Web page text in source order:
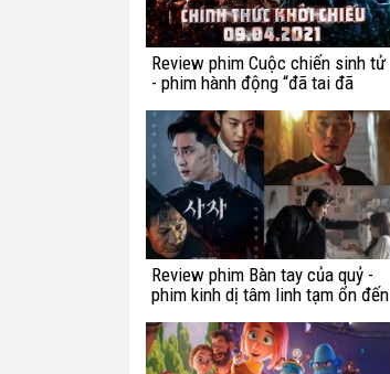
Review phim Cuộc chiến sinh tử
- phim hành động “đã tai đã
Review phim Bàn tay của quỷ -
phim kinh dị tâm linh tạm ổn đến